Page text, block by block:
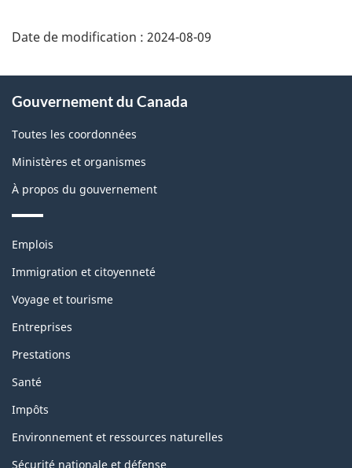
Date de modification : 2024-08-09
propos
de
ce
Gouvernement du Canada
Toutes les coordonnées
Ministères et organismes
À propos du gouvernement
Thèmes
sujets
Emplois
Immigration et citoyenneté
Voyage et tourisme
Entreprises
Prestations
Santé
Impôts
Environnement et ressources naturelles
Sécurité nationale et défense